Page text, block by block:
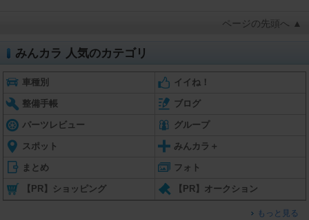
ページの先頭へ ▲
みんカラ 人気のカテゴリ
車種別 イイね！
整備手帳 ブログ
パーツレビュー グループ
スポット みんカラ＋
まとめ フォト
【PR】ショッピング 【PR】オークション
もっと見る